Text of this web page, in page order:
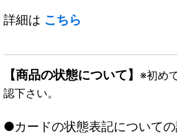
詳細は こちら
【商品の状態について】 ※初め
認下さい。
●カードの状態表記について